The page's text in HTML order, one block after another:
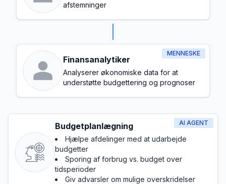
afstemninger
MENNESKE
Finansanalytiker
Analyserer økonomiske data for at
understøtte budgettering og prognoser
AI AGENT
Budgetplanlægning
Hjælpe afdelinger med at udarbejde
budgetter
Sporing af forbrug vs. budget over
tidsperioder
Giv advarsler om mulige overskridelser